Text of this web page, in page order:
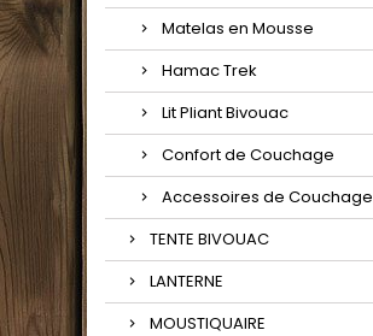
Matelas en Mousse
Hamac Trek
Lit Pliant Bivouac
Confort de Couchage
Accessoires de Couchage
TENTE BIVOUAC
LANTERNE
MOUSTIQUAIRE